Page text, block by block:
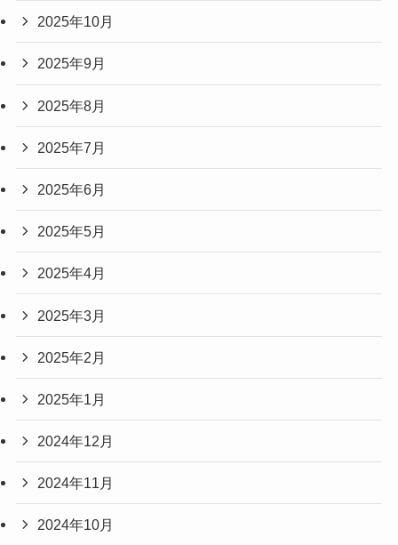
2025年10月
2025年9月
2025年8月
2025年7月
2025年6月
2025年5月
2025年4月
2025年3月
2025年2月
2025年1月
2024年12月
2024年11月
2024年10月